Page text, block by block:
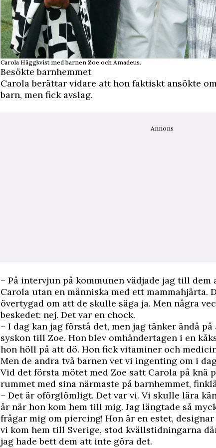
Carola Häggkvist med barnen Zoe och Amadeus.
Besökte barnhemmet
Carola berättar vidare att hon faktiskt ansökte
barn, men fick avslag.
Annons
– På intervjun på kommunen vädjade jag till dem
Carola utan en människa med ett mammahjärta.
övertygad om att de skulle säga ja. Men några
beskedet: nej. Det var en chock.
– I dag kan jag förstå det, men jag tänker ändå
syskon till Zoe. Hon blev omhändertagen i en
hon höll på att dö. Hon fick vitaminer och
Men de andra två barnen vet vi ingenting om i
Vid det första mötet med Zoe satt Carola på knä
rummet med sina närmaste på barnhemmet,
– Det är oförglömligt. Det var vi. Vi skulle lära
år när hon kom hem till mig. Jag längtade så
frågar mig om piercing! Hon är en estet, designar
vi kom hem till Sverige, stod kvällstidningarna
jag hade bett dem att inte göra det.